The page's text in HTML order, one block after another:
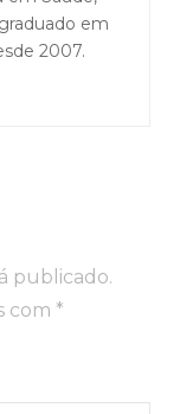
em
2007.
publicado.
com *